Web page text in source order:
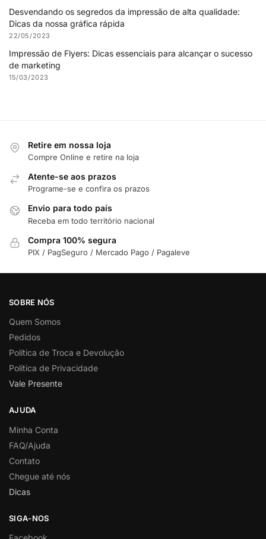
Desvendando os segredos da impressão de alta qualidade:
Dicas da nossa gráfica rápida
22/05/2023
Impressão de Flyers: Dicas essenciais para alcançar o sucesso
de marketing
15/03/2023
Retire em nossa loja
Compre Online e retire na loja
Atente-se aos prazos
Programe-se e confira os prazos
Envio para todo país
Receba em todo território nacional
Compra 100% segura
PIX / PagSeguro / Mercado Pago / Pagaleve
SOBRE NÓS
Quem Somos
Pedidos
Política de Troca e Devolução
Política de Privacidade
Vale Presente
AJUDA
Minha Conta
FAQ/Ajuda
Contato
Chegue até nós
Dicas
SIGA-NOS